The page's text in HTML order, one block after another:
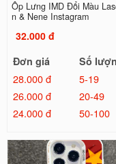
Ốp Lưng IMD Đổi Màu
n & Nene Instagram
32.000 đ
Đơn giá
Số
28.000 đ
5-19
26.000 đ
20-49
24.000 đ
50-100